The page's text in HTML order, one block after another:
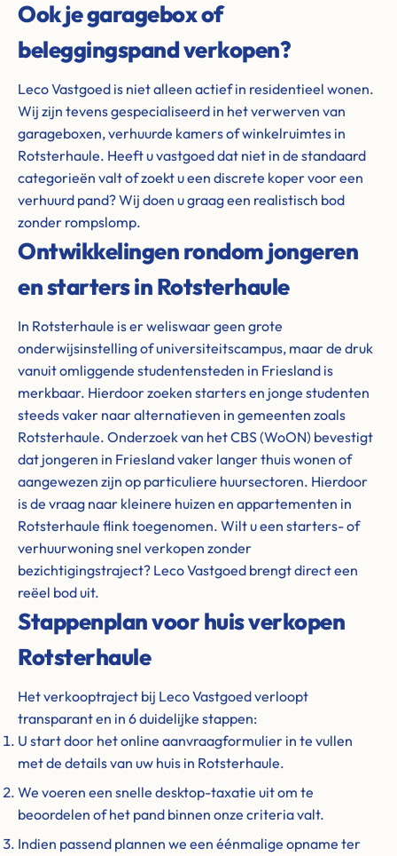
Ook je garagebox of
beleggingspand verkopen?
Leco Vastgoed is niet alleen actief in residentieel wonen.
Wij zijn tevens gespecialiseerd in het verwerven van
garageboxen, verhuurde kamers of winkelruimtes in
Rotsterhaule. Heeft u vastgoed dat niet in de standaard
categorieën valt of zoekt u een discrete koper voor een
verhuurd pand? Wij doen u graag een realistisch bod
zonder rompslomp.
Ontwikkelingen rondom jongeren
en starters in Rotsterhaule
In Rotsterhaule is er weliswaar geen grote
onderwijsinstelling of universiteitscampus, maar de druk
vanuit omliggende studentensteden in Friesland is
merkbaar. Hierdoor zoeken starters en jonge studenten
steeds vaker naar alternatieven in gemeenten zoals
Rotsterhaule. Onderzoek van het CBS (WoON) bevestigt
dat jongeren in Friesland vaker langer thuis wonen of
aangewezen zijn op particuliere huursectoren. Hierdoor
is de vraag naar kleinere huizen en appartementen in
Rotsterhaule flink toegenomen. Wilt u een starters- of
verhuurwoning snel verkopen zonder
bezichtigingstraject? Leco Vastgoed brengt direct een
reëel bod uit.
Stappenplan voor huis verkopen
Rotsterhaule
Het verkooptraject bij Leco Vastgoed verloopt
transparant en in 6 duidelijke stappen:
U start door het online aanvraagformulier in te vullen
met de details van uw huis in Rotsterhaule.
We voeren een snelle desktop-taxatie uit om te
beoordelen of het pand binnen onze criteria valt.
Indien passend plannen we een éénmalige opname ter